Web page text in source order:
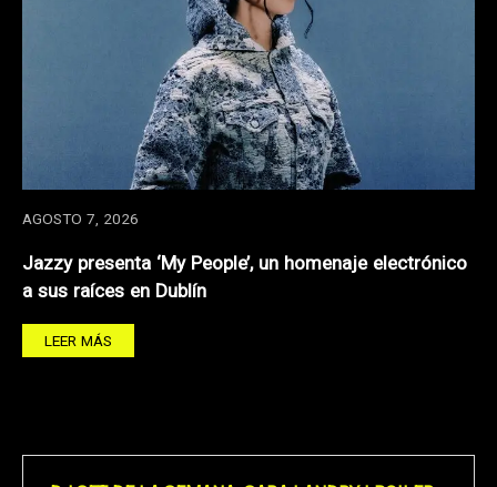
AGOSTO 7, 2026
Jazzy presenta ‘My People’, un homenaje electrónico
a sus raíces en Dublín
LEER MÁS